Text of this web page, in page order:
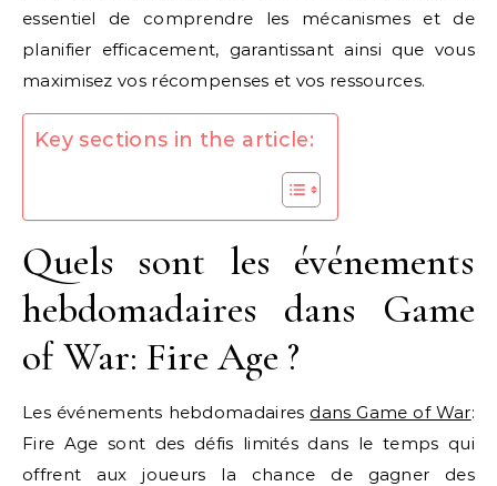
essentiel de comprendre les mécanismes et de
planifier efficacement, garantissant ainsi que vous
maximisez vos récompenses et vos ressources.
Key sections in the article:
Quels sont les événements
hebdomadaires dans Game
of War: Fire Age ?
Les événements hebdomadaires dans Game of War:
Fire Age sont des défis limités dans le temps qui
offrent aux joueurs la chance de gagner des